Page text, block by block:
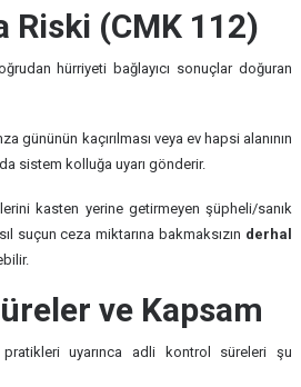
Riski (CMK 112)
hürriyeti bağlayıcı sonuçlar doğuran
gününün kaçırılması veya ev hapsi alanının
sistem kolluğa uyarı gönderir.
kasten yerine getirmeyen şüpheli/sanık
suçun ceza miktarına bakmaksızın derhal
ve Kapsam
pratikleri uyarınca adli kontrol süreleri şu